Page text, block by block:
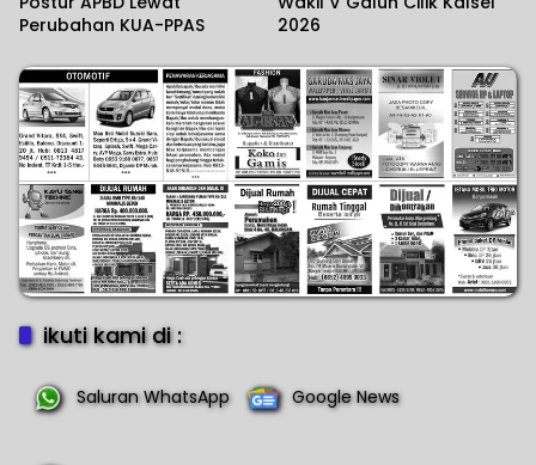
Perubahan KUA-PPAS
2026
ikuti kami di :
Saluran WhatsApp Google News